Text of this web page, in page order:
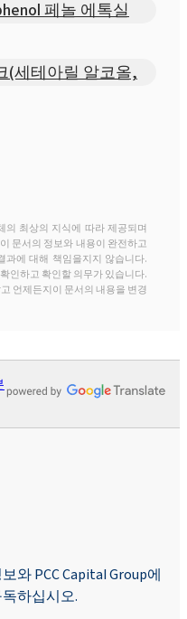
페놀 에톡실
(세테아릴 알코올,
최상의 지식에 따라 제공되며
문서의 정보와 내용이 완전하고
과에 대해 책임을지지 않습니다.
인하고 확인할 의무가 있습니다.
언제든지이 문서의 내용을 변경
와 PCC Capital Group에
하십시오.